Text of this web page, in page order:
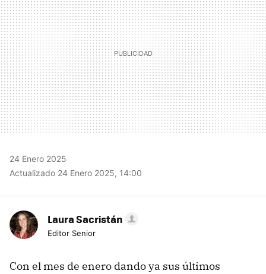
24 Enero 2025
Actualizado 24 Enero 2025, 14:00
Laura Sacristán
Editor Senior
Con el mes de enero dando ya sus últimos